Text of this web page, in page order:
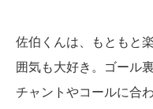
佐伯くんは、もともと
囲気も大好き。ゴール
チャントやコールに合